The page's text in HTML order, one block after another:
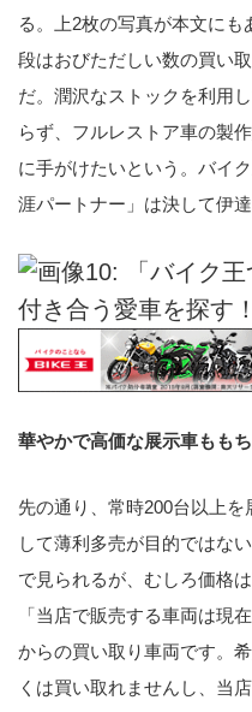
る。上2枚の写真が本文に
段はおびただしい数の買い
だ。潤沢なストックを利用
らず、フルレストア車の製
に手がけたいという。バイ
涯パートナー」は決して伊
華やかで高価な展示車もも
先の通り、常時200台以上
して薄利多売が目的ではな
で見られるが、むしろ価格は
「当店で販売する車両は現
からの買い取り車両です。
くは買い取れませんし、当